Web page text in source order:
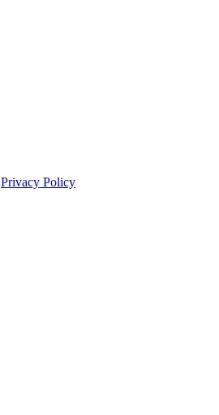
Privacy Policy